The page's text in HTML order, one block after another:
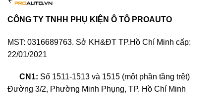
thất của bất kỳ dòng xe hơi nào, cũng sẽ phù hợp
với cá tính người sở hữu. Thay vì bỏ tiền ra, tìm
thiết kế bên trong đúng với 100% sở thích.
CÔNG TY TNHH PHỤ KIỆN Ô TÔ PROAUTO
MST: 0316689763. Sở KH&ĐT TP.Hồ Chí Minh cấp:
22/01/2021
CN1: Số 1511-1513 và 1515 (một phần tầng trệt)
Đường 3/2, Phường Minh Phụng, TP. Hồ Chí Minh